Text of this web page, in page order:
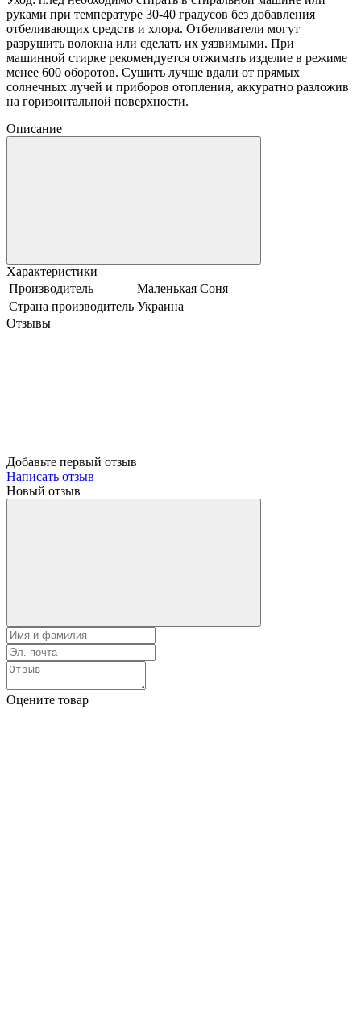
руками при температуре 30-40 градусов без добавления
отбеливающих средств и хлора. Отбеливатели могут
разрушить волокна или сделать их уязвимыми. При
машинной стирке рекомендуется отжимать изделие в режиме
менее 600 оборотов. Сушить лучше вдали от прямых
солнечных лучей и приборов отопления, аккуратно разложив
на горизонтальной поверхности.
Описание
Характеристики
Производитель
Маленькая Соня
Страна производитель Украина
Отзывы
Добавьте первый отзыв
Написать отзыв
Новый отзыв
Оцените товар